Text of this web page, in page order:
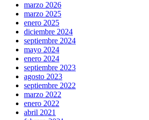
marzo 2026
marzo 2025
enero 2025
diciembre 2024
septiembre 2024
mayo 2024
enero 2024
septiembre 2023
agosto 2023
septiembre 2022
marzo 2022
enero 2022
abril 2021